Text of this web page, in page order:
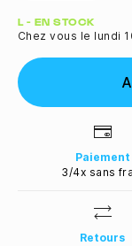
Quantité
L - EN STOCK
Chez vous le lundi
Paiement
3/4x sans
Retours